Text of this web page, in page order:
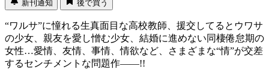
新刊通知 後で買う
“ワルサ”に憧れる生真面目な高校教師、援交してるとウワサ
の少女、親友を愛し憎む少女、結婚に進めない同棲倦怠期の
女性…愛情、友情、事情、情欲など、さまざまな“情”が交差
するセンチメントな問題作――!!